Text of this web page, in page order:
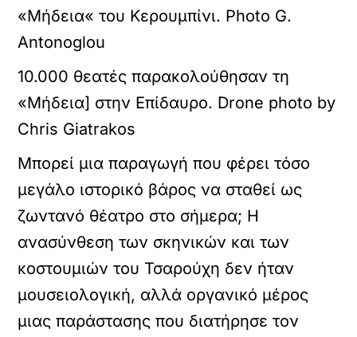
«Μήδεια« του Κερουμπίνι. Photo G.
Antonoglou
10.000 θεατές παρακολούθησαν τη
«Μήδεια] στην Επίδαυρο. Drone photo by
Chris Giatrakos
Μπορεί μια παραγωγή που φέρει τόσο
μεγάλο ιστορικό βάρος να σταθεί ως
ζωντανό θέατρο στο σήμερα; Η
ανασύνθεση των σκηνικών και των
κοστουμιών του Τσαρούχη δεν ήταν
μουσειολογική, αλλά οργανικό μέρος
μιας παράστασης που διατήρησε τον